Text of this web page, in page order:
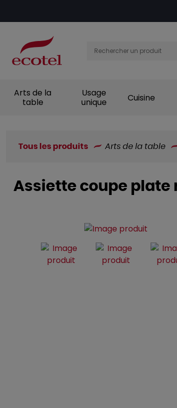
Arts de la
table
Usage
unique
Cuisine
Tous les produits Arts de la table
Assiette coupe plate